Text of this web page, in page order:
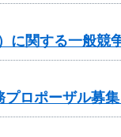
に関する一般競
ロポーザル募集